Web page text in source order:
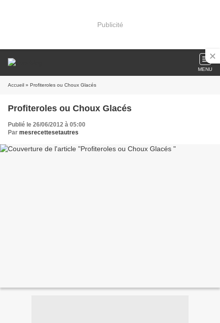
Publicité
MENU
Accueil » Profiteroles ou Choux Glacés
Profiteroles ou Choux Glacés
Publié le 26/06/2012 à 05:00
Par mesrecettesetautres